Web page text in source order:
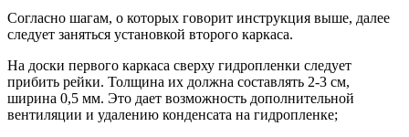
Согласно шагам, о которых говорит инструкция выше, далее
следует заняться установкой второго каркаса.
На доски первого каркаса сверху гидропленки следует
прибить рейки. Толщина их должна составлять 2-3 см,
ширина 0,5 мм. Это дает возможность дополнительной
вентиляции и удалению конденсата на гидропленке;